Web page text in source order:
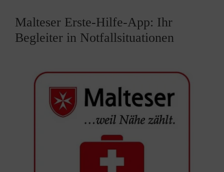
Malteser Erste-Hilfe-App: Ihr
Begleiter in Notfallsituationen